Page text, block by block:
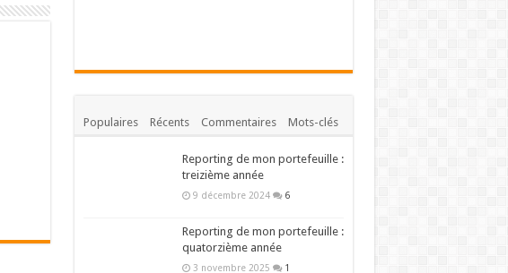
Populaires Récents Commentaires Mots-clés
Reporting de mon portefeuille :
treizième année
9 décembre 2024 6
Reporting de mon portefeuille :
quatorzième année
3 novembre 2025 1